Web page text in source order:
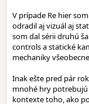
V prípade Re hier
odradil aj vizuál aj
som dal sérii druhú
controls a statické
mechaniky
Inak ešte pred pár
mnohé hry potrebujú
kontexte toho, ako